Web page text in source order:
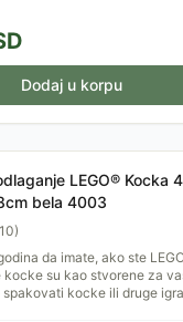
Dodaj u korpu
LEGO® Kocka 4
bela 4003
10)
da imate, ako ste
kocke su kao stvorene za
spakovati kocke ili druge